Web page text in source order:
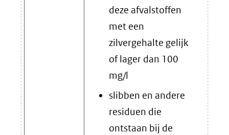
deze afvalstoffen
met een
zilvergehalte gelijk
of lager dan 100
mg/l
slibben en andere
residuen die
ontstaan bij de